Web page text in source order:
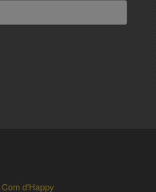
Com d'Happy